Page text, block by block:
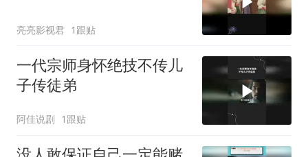
亮亮影视君 1跟贴
一代宗师身怀绝技不传儿
子传徒弟
阿佳说剧 1跟贴